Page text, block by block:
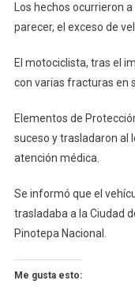
Los hechos ocurrieron
parecer, el exceso de
El motociclista, tras el
con varias fracturas en
Elementos de
suceso y trasladaron al
atención médica.
Se informó que el
trasladaba a la Ciudad
Pinotepa Nacional.
Me gusta esto: